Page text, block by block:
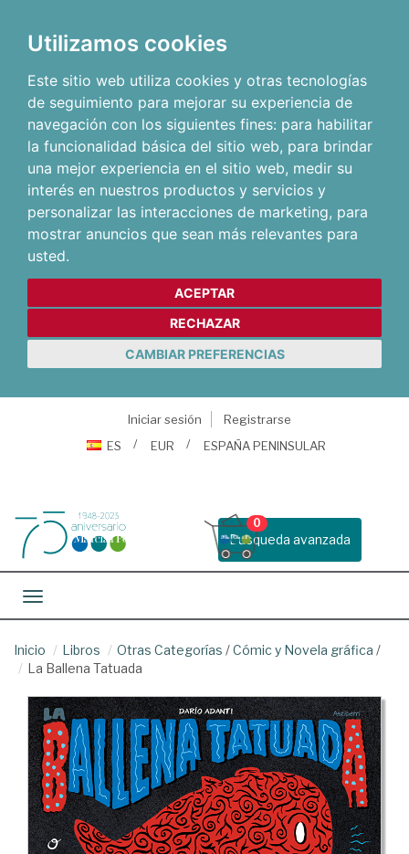
Utilizamos cookies
Este sitio web utiliza cookies y otras tecnologías
de seguimiento para mejorar su experiencia de
navegación con los siguientes fines: para habilitar
la funcionalidad básica del sitio web, para brindar
una mejor experiencia en el sitio web, medir su
interés en nuestros productos y servicios y
personalizar las interacciones de marketing, para
mostrar anuncios que sean más relevantes para
usted.
ACEPTAR
RECHAZAR
CAMBIAR PREFERENCIAS
Iniciar sesión
Registrarse
ES
EUR ESPAÑA PENINSULAR
Busqueda avanzada
0
Toggle navigation
Inicio Libros Otras Categorías /Cómic y Novela gráfica /
La Ballena Tatuada